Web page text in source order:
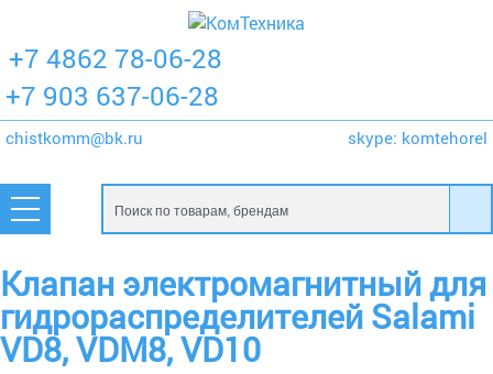
+7 4862 78-06-28
+7 903 637-06-28
chistkomm@bk.ru skype: komtehorel
Клапан электромагнитный для
гидрораспределителей Salami
VD8, VDM8, VD10